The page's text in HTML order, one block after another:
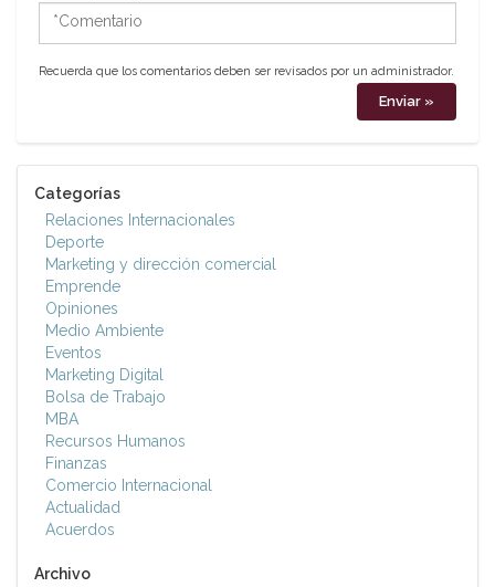
*Comentario
Recuerda que los comentarios deben ser revisados por un administrador.
Categorías
Relaciones Internacionales
Deporte
Marketing y dirección comercial
Emprende
Opiniones
Medio Ambiente
Eventos
Marketing Digital
Bolsa de Trabajo
MBA
Recursos Humanos
Finanzas
Comercio Internacional
Actualidad
Acuerdos
Archivo